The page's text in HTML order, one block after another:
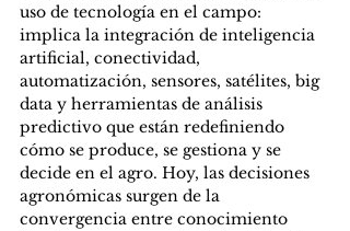
uso de tecnología en el campo:
implica la integración de inteligencia
artificial, conectividad,
automatización, sensores, satélites, big
data y herramientas de análisis
predictivo que están redefiniendo
cómo se produce, se gestiona y se
decide en el agro. Hoy, las decisiones
agronómicas surgen de la
convergencia entre conocimiento